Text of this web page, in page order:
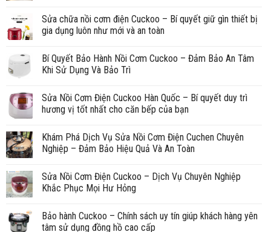
Sửa chữa nồi cơm điện Cuckoo – Bí quyết giữ gìn thiết bị
gia dụng luôn như mới và an toàn
Bí Quyết Bảo Hành Nồi Cơm Cuckoo – Đảm Bảo An Tâm
Khi Sử Dụng Và Bảo Trì
Sửa Nồi Cơm Điện Cuckoo Hàn Quốc – Bí quyết duy trì
hương vị tốt nhất cho căn bếp của bạn
Khám Phá Dịch Vụ Sửa Nồi Cơm Điện Cuchen Chuyên
Nghiệp – Đảm Bảo Hiệu Quả Và An Toàn
Sửa Nồi Cơm Điện Cuckoo – Dịch Vụ Chuyên Nghiệp
Khắc Phục Mọi Hư Hỏng
Bảo hành Cuckoo – Chính sách uy tín giúp khách hàng yên
tâm sử dụng đồng hồ cao cấp